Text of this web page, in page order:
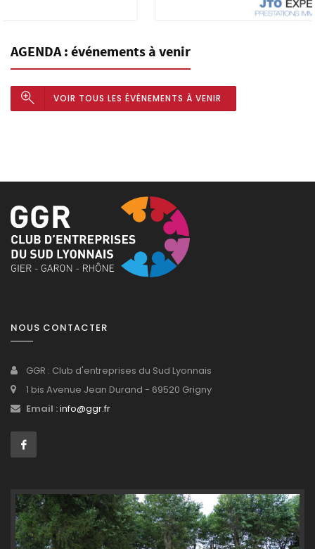
AGENDA : événements à venir
VOIR TOUS LES ÉVÉNEMENTS À VENIR
NOUS CONTACTER
GGR : Club d'entreprises du Sud Lyonnais
1 bis Avenue Jean Durand - 69520 Grigny
Email :info@ggr.fr